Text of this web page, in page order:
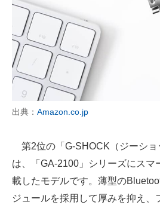
出典： Amazon.co.jp
第2位の「G-SHOCK（ジーショ
は、「GA-2100」シリーズにスマ
載したモデルです。薄型の
ジュールを採用して厚みを抑え、